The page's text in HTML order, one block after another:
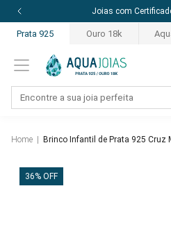
Joias com
Prata 925 Ouro 18k
Home Brinco Infantil de Prata 925 Cruz
36% OFF